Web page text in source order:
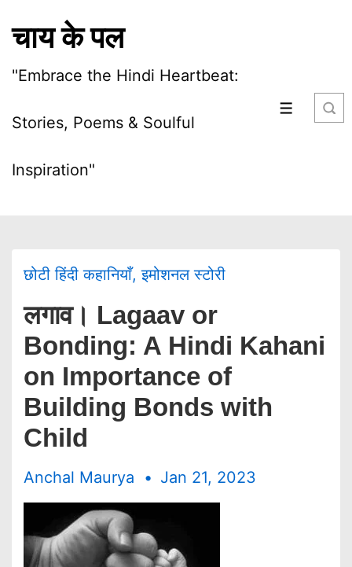
चाय के पल
"Embrace the Hindi Heartbeat:
Stories, Poems & Soulful
Inspiration"
छोटी हिंदी कहानियाँ,इमोशनल स्टोरी
लगाव। Lagaav or
Bonding: A Hindi Kahani
on Importance of
Building Bonds with
Child
Anchal Maurya Jan 21, 2023